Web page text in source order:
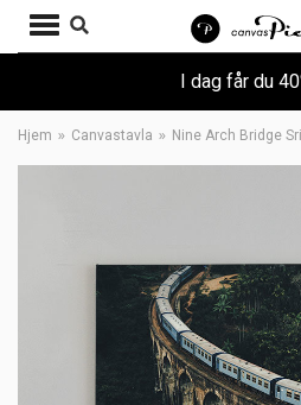
I dag får du
Hjem Canvastavla Nine Arch Bridge